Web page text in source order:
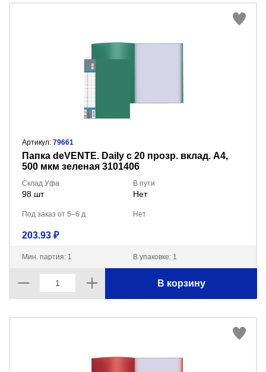
Артикул: 79661
Папка deVENTE. Daily с 20 прозр. вклад. A4,
500 мкм зеленая 3101406
Склад Уфа
98 шт
В пути
Нет
Под заказ от 5–6 д. Нет
203.93 ₽
Мин. партия: 1 В упаковке: 1
В корзину